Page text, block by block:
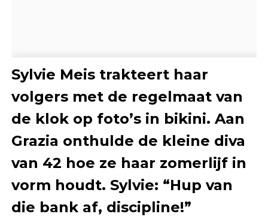
Sylvie Meis trakteert haar
volgers met de regelmaat van
de klok op foto’s in bikini. Aan
Grazia onthulde de kleine diva
van 42 hoe ze haar zomerlijf in
vorm houdt. Sylvie: “Hup van
die bank af, discipline!”